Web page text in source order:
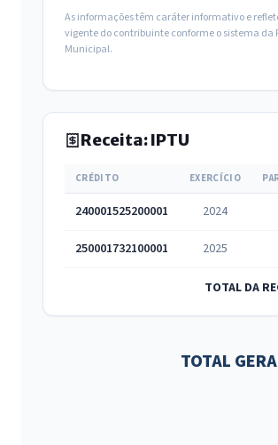
As informações têm caráter informativo e
vigente do contribuinte conforme o sistema da
Municipal.
Receita: IPTU
CRÉDITO EXERCÍCIO
240001525200001 2024
250001732100001 2025
TOTAL DA
TOTAL